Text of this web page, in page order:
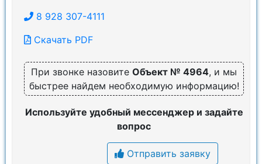
8 928 307-4111
Скачать PDF
При звонке назовите Объект № 4964, и мы
быстрее найдем необходимую информацию!
Используйте удобный мессенджер и задайте
вопрос
Отправить заявку